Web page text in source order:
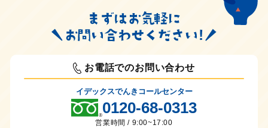
お電話でのお問い合わせ
イデックスでんきコールセンター
0120-68-0313
営業時間 / 9:00~17:00